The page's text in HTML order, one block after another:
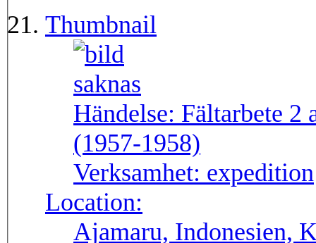
Thumbnail
Händelse: Fältarbete 2
(1957-1958)
Verksamhet: expedition
Location:
Ajamaru, Indonesien,